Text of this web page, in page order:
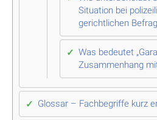
Situation bei
gerichtlichen
Was bedeutet
Zusammenhang
Glossar – Fachbegriffe kurz